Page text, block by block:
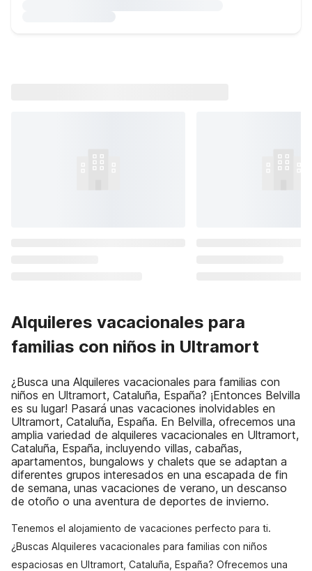
Alquileres vacacionales para
familias con niños in Ultramort
¿Busca una Alquileres vacacionales para familias con
niños en Ultramort, Cataluña, España? ¡Entonces Belvilla
es su lugar! Pasará unas vacaciones inolvidables en
Ultramort, Cataluña, España. En Belvilla, ofrecemos una
amplia variedad de alquileres vacacionales en Ultramort,
Cataluña, España, incluyendo villas, cabañas,
apartamentos, bungalows y chalets que se adaptan a
diferentes grupos interesados en una escapada de fin
de semana, unas vacaciones de verano, un descanso
de otoño o una aventura de deportes de invierno.
Tenemos el alojamiento de vacaciones perfecto para ti.
¿Buscas Alquileres vacacionales para familias con niños
espaciosas en Ultramort, Cataluña, España? Ofrecemos una